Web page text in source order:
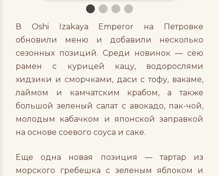
В Oshi Izakaya Emperor на Петровке
обновили меню и добавили несколько
сезонных позиций. Среди новинок — сёю
рамен с курицей кацу, водорослями
хидзики и сморчками, даси с тофу, вакаме,
лаймом и камчатским крабом, а также
большой зеленый салат с авокадо, пак-чой,
молодым кабачком и японской заправкой
на основе соевого соуса и саке.
Еще одна новая позиция — тартар из
морского гребешка с зеленым яблоком и